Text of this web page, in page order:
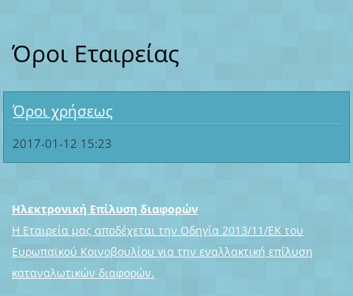
Όροι Εταιρείας
Όροι χρήσεως
2017-01-12 15:23
Ηλεκτρονική Επίλυση διαφορών
Η Εταιρεία μας αποδέχεται την Οδηγία 2013/11/ΕΚ του
Ευρωπαϊκού Κοινοβουλίου για την εναλλακτική επίλυση
καταναλωτικών διαφορών.